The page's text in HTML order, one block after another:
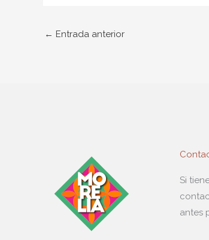
← Entrada anterior
Si
antes